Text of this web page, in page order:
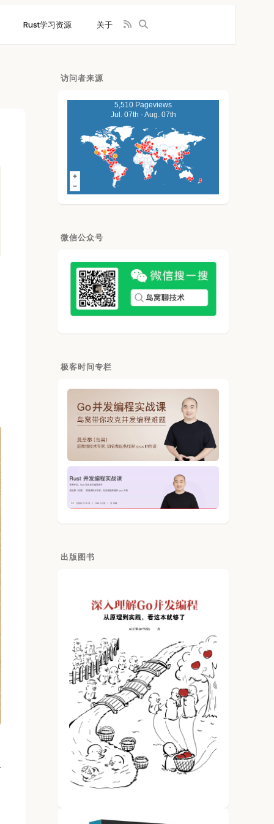
Rust学习资源 关于
访问者来源
5,510 Pageviews
Jul. 07th - Aug. 07th
微信公众号
极客时间专栏
出版图书